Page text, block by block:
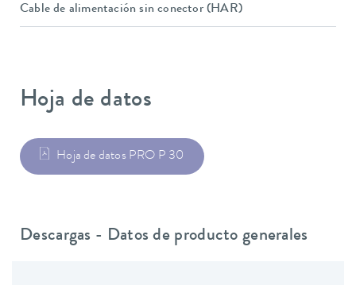
Cable de alimentación sin conector (HAR)
Hoja de datos
Hoja de datos PRO P 30
Descargas - Datos de producto generales